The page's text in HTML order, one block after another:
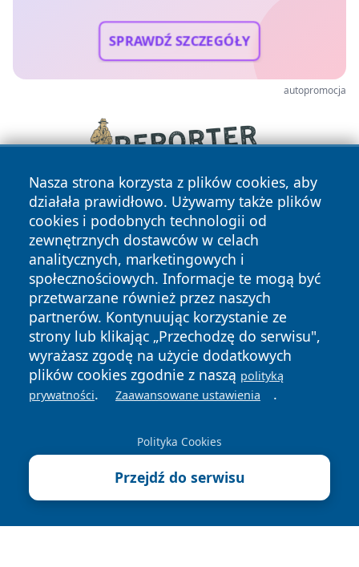
SPRAWDŹ SZCZEGÓŁY
autopromocja
Nasza strona korzysta z plików cookies, aby
działała prawidłowo. Używamy także plików
cookies i podobnych technologii od
zewnętrznych dostawców w celach
analitycznych, marketingowych i
społecznościowych. Informacje te mogą być
przetwarzane również przez naszych
partnerów. Kontynuując korzystanie ze
strony lub klikając „Przechodzę do serwisu",
wyrażasz zgodę na użycie dodatkowych
plików cookies zgodnie z naszą polityką
prywatności. Zaawansowane ustawienia .
Polityka Cookies
Przejdź do serwisu
Copyright © 2026 ciechanowski24.pl Wszystkie prawa
zastrzeżone.
News Autorzy
Polityka
Prywatności
Polityka
Cookies